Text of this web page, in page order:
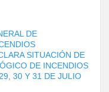
DE
SITUACIÓN DE
DE INCENDIOS
30 Y 31 DE JULIO